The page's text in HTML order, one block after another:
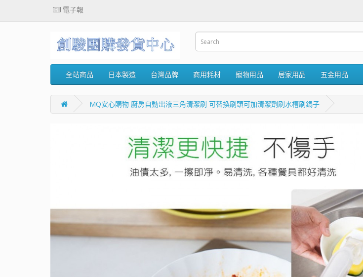
電子報
全站商品 日本製造 台灣品牌 商用耗材 寵物用品 居家用品 五金用品
MQ安心購物 廚房自動出液三角清潔刷 可替換刷頭可加清潔劑刷水槽刷鍋子